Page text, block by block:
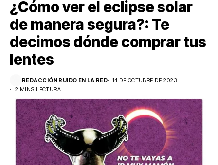
¿Cómo ver el eclipse solar
de manera segura?: Te
decimos dónde comprar tus
lentes
REDACCIÓN RUIDO EN LA RED
14 DE OCTUBRE DE 2023
2 MINS LECTURA